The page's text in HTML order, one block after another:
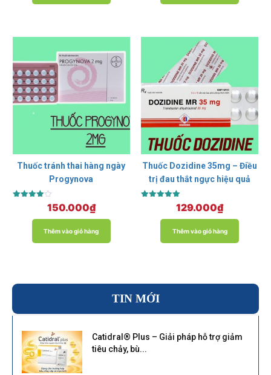
Thuốc tránh thai hàng ngày
Progynova
4.00
150.000₫
Thêm vào giỏ hàng
Thuốc Dozidine 35mg – Điều
trị đau thắt ngực hiệu quả
5.00
129.000₫
Thêm vào giỏ hàng
TIN MỚI
Catidral® Plus – Giải pháp hỗ trợ giảm
tiêu chảy, bù...